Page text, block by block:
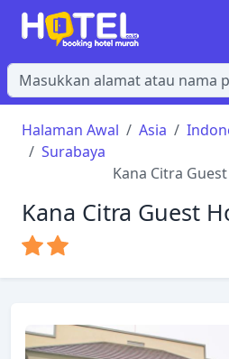
Halaman Awal Asia
Surabaya
Kana Citra
Kana Citra Guest